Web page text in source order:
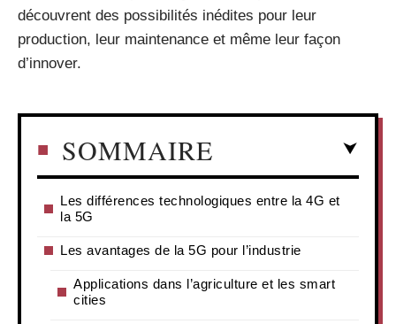
découvrent des possibilités inédites pour leur
production, leur maintenance et même leur façon
d’innover.
SOMMAIRE
Les différences technologiques entre la 4G et
la 5G
Les avantages de la 5G pour l’industrie
Applications dans l’agriculture et les smart
cities